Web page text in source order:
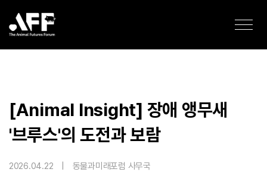
[Animal Insight] 장애 앵무새
'브루스'의 도전과 보람
2026.04.22 동물과미래포럼 사무국